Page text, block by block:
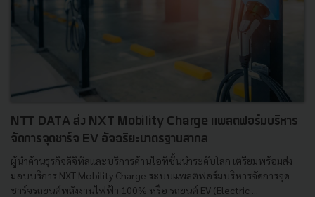
NTT DATA ส่ง NXT Mobility Charge แพลตฟอร์มบริหาร
จัดการจุดชาร์จ EV อัจฉริยะมาตรฐานสากล
ผู้นำด้านธุรกิจดิจิทัลและบริการด้านไอทีชั้นนำระดับโลก เตรียมพร้อมส่ง
มอบบริการ NXT Mobility Charge ระบบแพลตฟอร์มบริหารจัดการจุด
ชาร์จรถยนต์พลังงานไฟฟ้า 100% หรือ รถยนต์ EV (Electric ...